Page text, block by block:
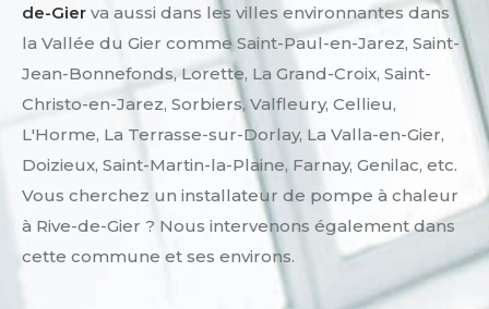
de-Gier va aussi dans les villes environnantes dans
la Vallée du Gier comme Saint-Paul-en-Jarez, Saint-
Jean-Bonnefonds, Lorette, La Grand-Croix, Saint-
Christo-en-Jarez, Sorbiers, Valfleury, Cellieu,
L'Horme, La Terrasse-sur-Dorlay, La Valla-en-Gier,
Doizieux, Saint-Martin-la-Plaine, Farnay, Genilac, etc.
Vous cherchez un installateur de pompe à chaleur
à Rive-de-Gier ? Nous intervenons également dans
cette commune et ses environs.